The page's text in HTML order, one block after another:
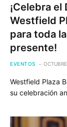
¡Celebra
Westfield
para toda
presente!
EVENTOS
Westfield Plaza
su celebración